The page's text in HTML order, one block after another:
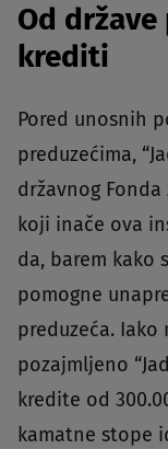
Od
krediti
Pored unosnih
preduzećima,
državnog
koji inače ova
da, barem kako
pomogne
preduzeća.
pozajmljeno
kredite od
kamatne stope